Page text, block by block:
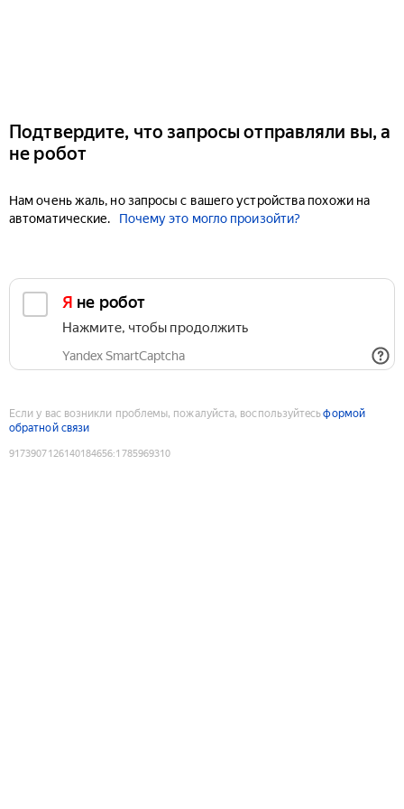
Подтвердите, что запросы отправляли вы, а
не робот
Нам очень жаль, но запросы с вашего устройства похожи на
автоматические.
Почему это могло произойти?
Я не робот
Нажмите, чтобы продолжить
Yandex SmartCaptcha
Если у вас возникли проблемы, пожалуйста, воспользуйтесьформой
обратной связи
9173907126140184656:1785969310